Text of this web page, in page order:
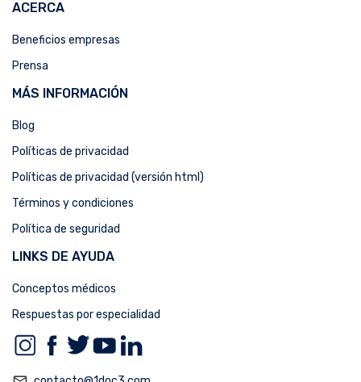
ACERCA
Beneficios empresas
Prensa
MÁS INFORMACIÓN
Blog
Políticas de privacidad
Políticas de privacidad (versión html)
Términos y condiciones
Política de seguridad
LINKS DE AYUDA
Conceptos médicos
Respuestas por especialidad